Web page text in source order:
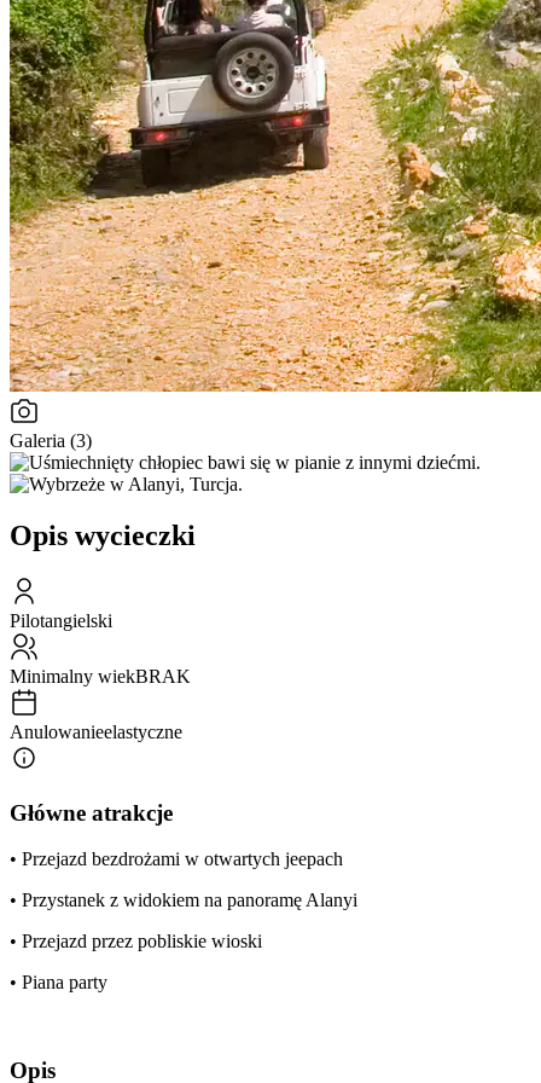
Galeria (3)
Opis wycieczki
Pilotangielski
Minimalny wiekBRAK
Anulowanieelastyczne
Główne atrakcje
• Przejazd bezdrożami w otwartych jeepach
• Przystanek z widokiem na panoramę Alanyi
• Przejazd przez pobliskie wioski
• Piana party
Opis